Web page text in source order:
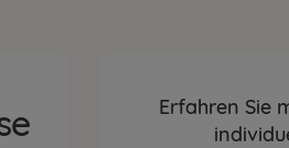
Erfahren Sie